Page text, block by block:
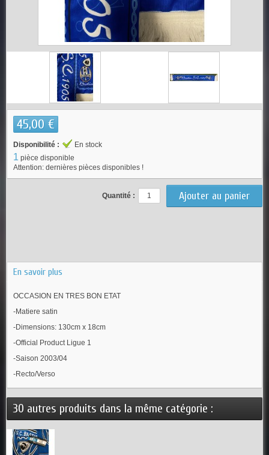
45,00 €
Disponibilité : En stock
1 pièce disponible
Attention: dernières pièces disponibles !
Quantité :
En savoir plus
OCCASION EN TRES BON ETAT
-Matiere satin
-Dimensions: 130cm x 18cm
-Official Product Ligue 1
-Saison 2003/04
-Recto/Verso
30 autres produits dans la même catégorie :